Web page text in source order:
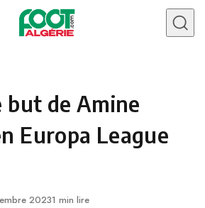
but de Amine
Europa League
20231 min lire